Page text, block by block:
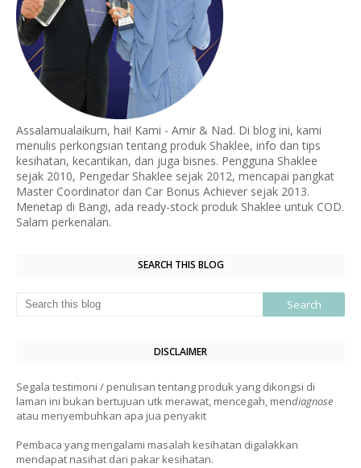
Assalamualaikum, hai! Kami - Amir & Nad. Di blog ini, kami
menulis perkongsian tentang produk Shaklee, info dan tips
kesihatan, kecantikan, dan juga bisnes. Pengguna Shaklee
sejak 2010, Pengedar Shaklee sejak 2012, mencapai pangkat
Master Coordinator dan Car Bonus Achiever sejak 2013.
Menetap di Bangi, ada ready-stock produk Shaklee untuk COD.
Salam perkenalan.
SEARCH THIS BLOG
DISCLAIMER
Segala testimoni / penulisan tentang produk yang dikongsi di
laman ini bukan bertujuan utk merawat, mencegah, mendiagnose
atau menyembuhkan apa jua penyakit
Pembaca yang mengalami masalah kesihatan digalakkan
mendapat nasihat dari pakar kesihatan.